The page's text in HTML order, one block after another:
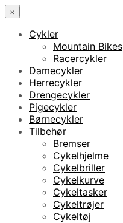
×
Cykler
Mountain Bikes
Racercykler
Damecykler
Herrecykler
Drengecykler
Pigecykler
Børnecykler
Tilbehør
Bremser
Cykelhjelme
Cykelbriller
Cykelkurve
Cykeltasker
Cykeltrøjer
Cykeltøj